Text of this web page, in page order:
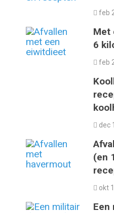
feb
Met
6
feb
dec
(en
okt